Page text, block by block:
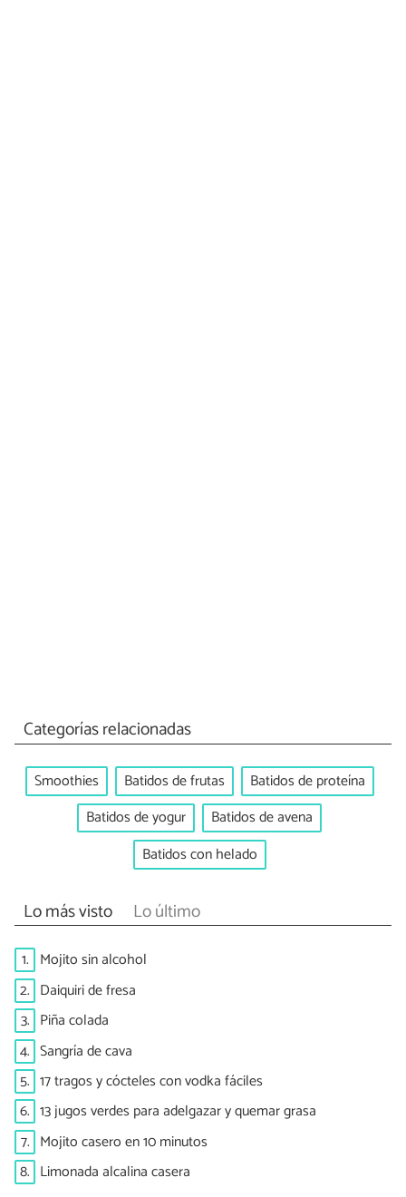
Categorías relacionadas
Smoothies Batidos de frutas
Batidos de proteína
Batidos de yogur
Batidos de avena
Batidos con helado
Lo más visto Lo último
1. Mojito sin alcohol
2. Daiquiri de fresa
3. Piña colada
4. Sangría de cava
5. 17 tragos y cócteles con vodka fáciles
6. 13 jugos verdes para adelgazar y quemar grasa
7. Mojito casero en 10 minutos
8. Limonada alcalina casera